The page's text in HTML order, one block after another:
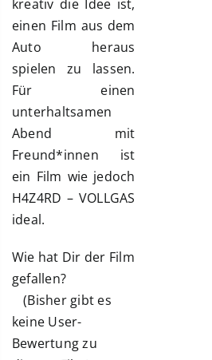
kreativ die Idee ist,
einen Film aus dem
Auto heraus
spielen zu lassen.
Für einen
unterhaltsamen
Abend mit
Freund*innen ist
ein Film wie jedoch
H4Z4RD – VOLLGAS
ideal.
Wie hat Dir der Film
gefallen?
(Bisher gibt es
keine User-
Bewertung zu